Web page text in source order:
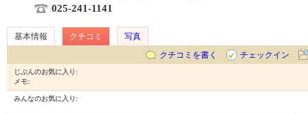
025-241-1141
基本情報 クチコミ
写真
クチコミを書く
チェックイン
じぶんのお気に入り:
メモ:
みんなのお気に入り: